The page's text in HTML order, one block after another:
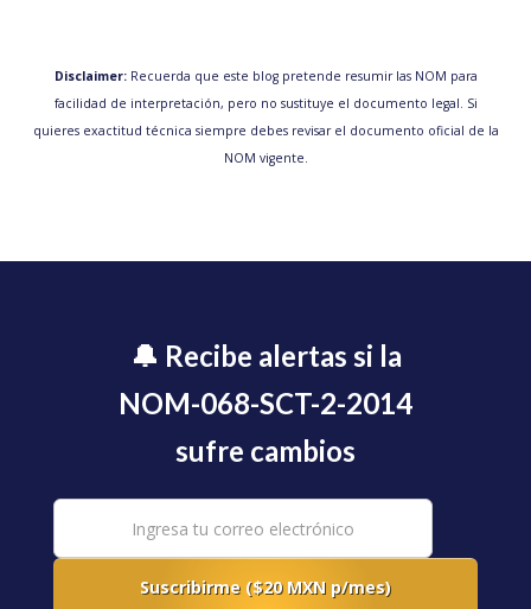
Disclaimer: Recuerda que este blog pretende resumir las NOM para
facilidad de interpretación, pero no sustituye el documento legal. Si
quieres exactitud técnica siempre debes revisar el documento oficial de la
NOM vigente.
🔔 Recibe alertas si la
NOM-068-SCT-2-2014
sufre cambios